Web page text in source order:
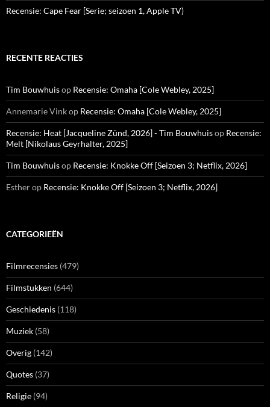
Recensie: Cape Fear [Serie; seizoen 1, Apple TV)
RECENTE REACTIES
Tim Bouwhuisop Recensie: Omaha [Cole Webley, 2025]
Annemarie Vinkop Recensie: Omaha [Cole Webley, 2025]
Recensie: Heat [Jacqueline Zünd, 2026] - Tim Bouwhuisop Recensie:
Melt [Nikolaus Geyrhalter, 2025]
Tim Bouwhuisop Recensie: Knokke Off [Seizoen 3; Netflix, 2026]
Estherop Recensie: Knokke Off [Seizoen 3; Netflix, 2026]
CATEGORIEËN
Filmrecensies (479)
Filmstukken (644)
Geschiedenis (118)
Muziek (58)
Overig (142)
Quotes (37)
Religie (94)